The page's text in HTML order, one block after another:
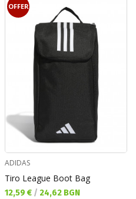
OFFER
ADIDAS
Tiro League Boot Bag
Текуща цена:
12,59 € / 24,62 BGN